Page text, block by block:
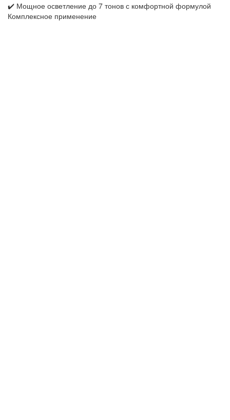
✔️ Мощное осветление до 7 тонов с комфортной формулой
Комплексное применение